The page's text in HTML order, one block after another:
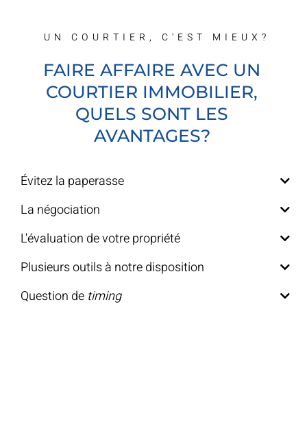
UN COURTIER, C'EST MIEUX?
FAIRE AFFAIRE AVEC UN
COURTIER IMMOBILIER,
QUELS SONT LES
AVANTAGES?
Évitez la paperasse
La négociation
L'évaluation de votre propriété
Plusieurs outils à notre disposition
Question de timing